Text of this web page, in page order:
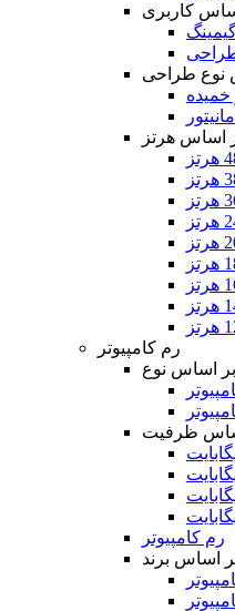
کاربری
طراحی
نوع طراحی
خمیده
اساس هرتز
رم کامپیوتر
بر اساس نوع
ظرفیت
رم کامپیوتر
اساس برند